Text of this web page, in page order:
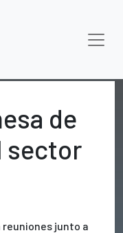
de
sector
reuniones junto a